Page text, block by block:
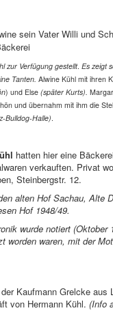
zur Verfügung gestellt. Es zeigt
Tanten. Alwine Kühl mit ihren
) und Else (später Kurts).
und übernahm mit ihm die
Bulldog-Halle).
hatten hier eine
verkauften. Privat
Steinbergstr. 12.
alten Hof Sachau, Alte
Hof 1948/49.
wurde notiert (Oktober
worden waren, mit der
Kaufmann Grelcke aus
von Hermann Kühl. (Info